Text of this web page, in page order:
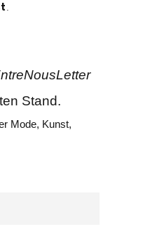
.
Stand.
Mode, Kunst,